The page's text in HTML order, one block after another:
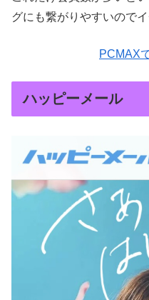
グにも繋がりやすいので
PCMAX
ハッピーメール